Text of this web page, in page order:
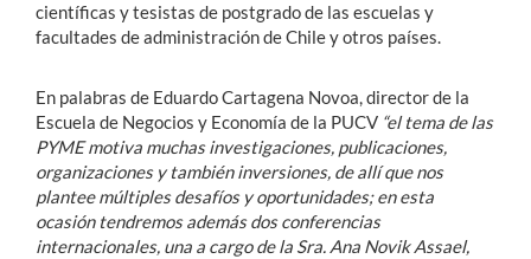
científicas y tesistas de postgrado de las escuelas y
facultades de administración de Chile y otros países.
En palabras de Eduardo Cartagena Novoa, director de la
Escuela de Negocios y Economía de la PUCV “el tema de las
PYME motiva muchas investigaciones, publicaciones,
organizaciones y también inversiones, de allí que nos
plantee múltiples desafíos y oportunidades; en esta
ocasión tendremos además dos conferencias
internacionales, una a cargo de la Sra. Ana Novik Assael,